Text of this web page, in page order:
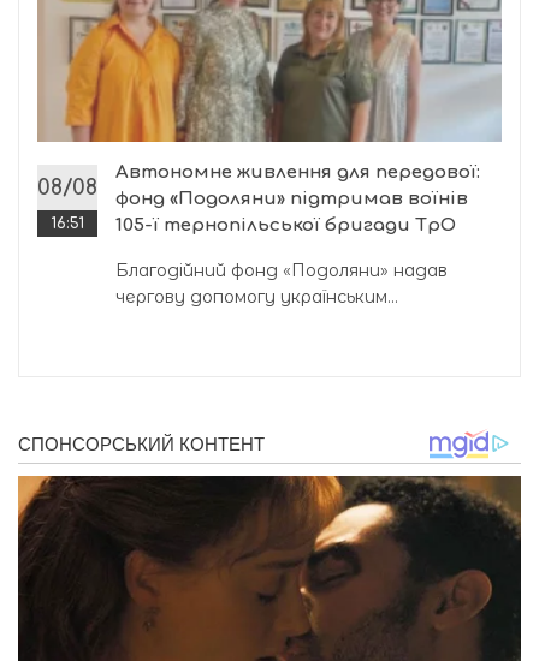
08/08
16:51
Автономне живлення для передової:
фонд «Подоляни» підтримав воїнів
105-ї тернопільської бригади ТрО
Благодійний фонд «Подоляни» надав
чергову допомогу українським...